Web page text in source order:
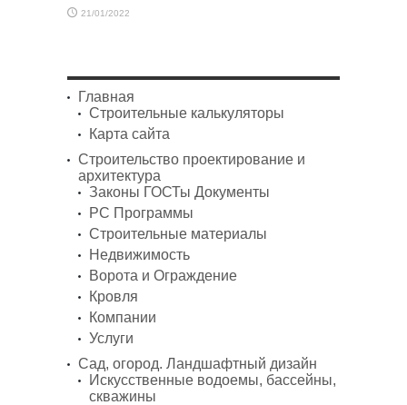
21/01/2022
Главная
Строительные калькуляторы
Карта сайта
Строительство проектирование и
архитектура
Законы ГОСТы Документы
PC Программы
Строительные материалы
Недвижимость
Ворота и Ограждение
Кровля
Компании
Услуги
Сад, огород. Ландшафтный дизайн
Искусственные водоемы, бассейны,
скважины